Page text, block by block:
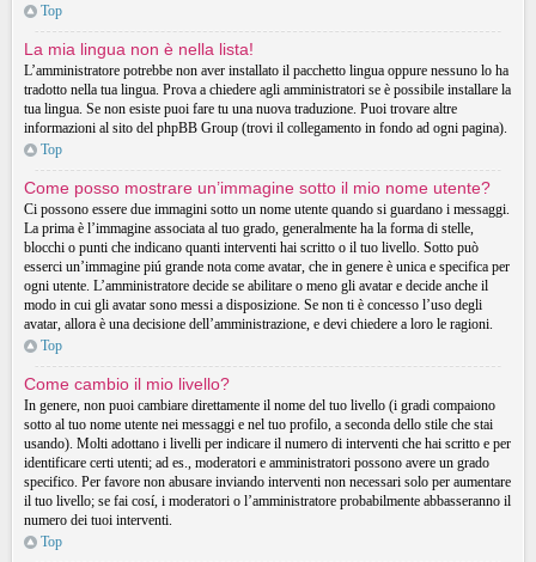
Top
La mia lingua non è nella lista!
L’amministratore potrebbe non aver installato il pacchetto lingua oppure nessuno lo ha
tradotto nella tua lingua. Prova a chiedere agli amministratori se è possibile installare la
tua lingua. Se non esiste puoi fare tu una nuova traduzione. Puoi trovare altre
informazioni al sito del phpBB Group (trovi il collegamento in fondo ad ogni pagina).
Top
Come posso mostrare un’immagine sotto il mio nome utente?
Ci possono essere due immagini sotto un nome utente quando si guardano i messaggi.
La prima è l’immagine associata al tuo grado, generalmente ha la forma di stelle,
blocchi o punti che indicano quanti interventi hai scritto o il tuo livello. Sotto può
esserci un’immagine piú grande nota come avatar, che in genere è unica e specifica per
ogni utente. L’amministratore decide se abilitare o meno gli avatar e decide anche il
modo in cui gli avatar sono messi a disposizione. Se non ti è concesso l’uso degli
avatar, allora è una decisione dell’amministrazione, e devi chiedere a loro le ragioni.
Top
Come cambio il mio livello?
In genere, non puoi cambiare direttamente il nome del tuo livello (i gradi compaiono
sotto al tuo nome utente nei messaggi e nel tuo profilo, a seconda dello stile che stai
usando). Molti adottano i livelli per indicare il numero di interventi che hai scritto e per
identificare certi utenti; ad es., moderatori e amministratori possono avere un grado
specifico. Per favore non abusare inviando interventi non necessari solo per aumentare
il tuo livello; se fai cosí, i moderatori o l’amministratore probabilmente abbasseranno il
numero dei tuoi interventi.
Top